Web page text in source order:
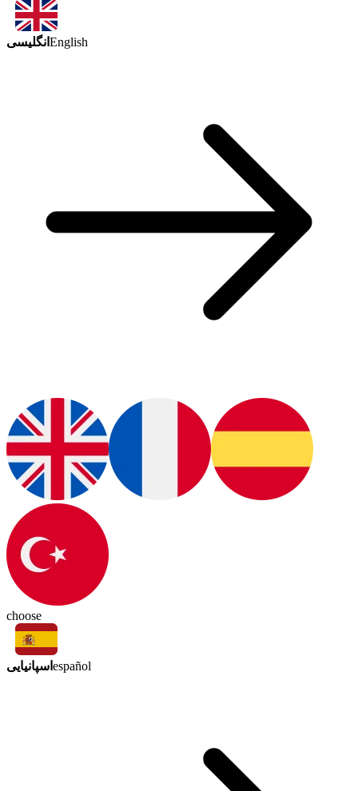
انگلیسی English
choose
اسپانیایی español